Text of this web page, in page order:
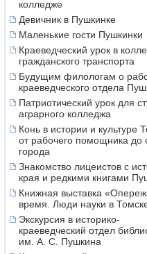
колледже
Девичник в Пушкинке
Маленькие гости Пушкинки
Краеведческий урок в
гражданского транспорта
Будущим филологам о
краеведческого отдела
Патриотический урок для
аграрного колледжа
Конь в истории и культуре
от рабочего помощника до
города
Знакомство лицеистов с
края и редкими книгами
Книжная выставка
время. Люди науки в
Экскурсия в историко-
краеведческий отдел
им. А. С. Пушкина